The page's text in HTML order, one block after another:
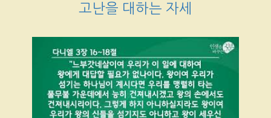
고난을 대하는 자세